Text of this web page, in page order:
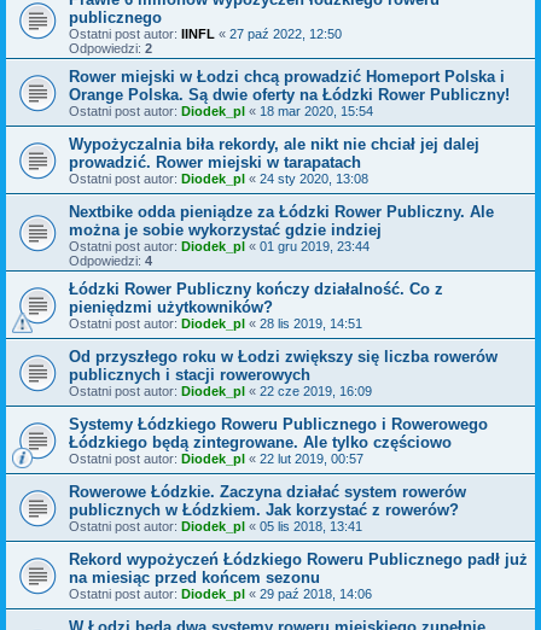
publicznego
Ostatni post autor: IINFL « 27 paź 2022, 12:50
Odpowiedzi: 2
Rower miejski w Łodzi chcą prowadzić Homeport Polska i
Orange Polska. Są dwie oferty na Łódzki Rower Publiczny!
Ostatni post autor: Diodek_pl « 18 mar 2020, 15:54
Wypożyczalnia biła rekordy, ale nikt nie chciał jej dalej
prowadzić. Rower miejski w tarapatach
Ostatni post autor: Diodek_pl « 24 sty 2020, 13:08
Nextbike odda pieniądze za Łódzki Rower Publiczny. Ale
można je sobie wykorzystać gdzie indziej
Ostatni post autor: Diodek_pl « 01 gru 2019, 23:44
Odpowiedzi: 4
Łódzki Rower Publiczny kończy działalność. Co z
pieniędzmi użytkowników?
Ostatni post autor: Diodek_pl « 28 lis 2019, 14:51
Od przyszłego roku w Łodzi zwiększy się liczba rowerów
publicznych i stacji rowerowych
Ostatni post autor: Diodek_pl « 22 cze 2019, 16:09
Systemy Łódzkiego Roweru Publicznego i Rowerowego
Łódzkiego będą zintegrowane. Ale tylko częściowo
Ostatni post autor: Diodek_pl « 22 lut 2019, 00:57
Rowerowe Łódzkie. Zaczyna działać system rowerów
publicznych w Łódzkiem. Jak korzystać z rowerów?
Ostatni post autor: Diodek_pl « 05 lis 2018, 13:41
Rekord wypożyczeń Łódzkiego Roweru Publicznego padł już
na miesiąc przed końcem sezonu
Ostatni post autor: Diodek_pl « 29 paź 2018, 14:06